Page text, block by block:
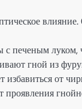
печеным
гной из
от